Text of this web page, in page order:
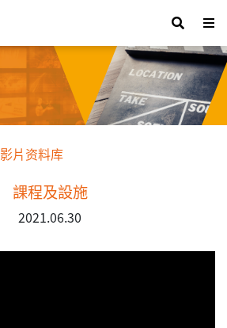
影片资料库
課程及設施
2021.06.30